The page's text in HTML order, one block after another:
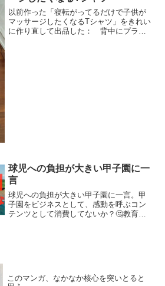
以前作った「寝転がってるだけで子供が
マッサージしたくなるTシャツ」をきれい
に作り直して出品した： 背中にプラレ
球児への負担が大きい甲子園に一
言
球児への負担が大きい甲子園に一言。甲
子園をビジネスとして、感動を呼ぶコン
テンツとして消費してないか？🤔教育の
このマンガ、なかなか核心を突いとると